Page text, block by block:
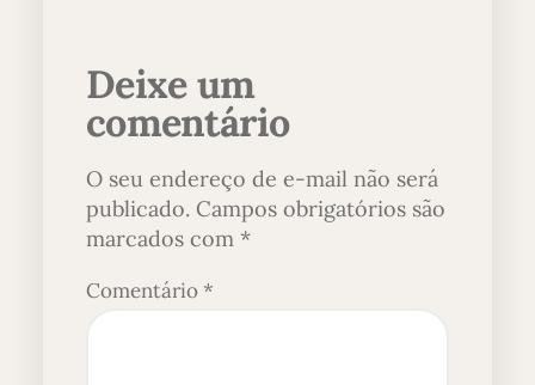
Deixe um
comentário
O seu endereço de e-mail não será
publicado. Campos obrigatórios são
marcados com *
Comentário*